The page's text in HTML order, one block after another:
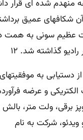
منهدم شده ای قرار
شکافهای عمیق
عظیم سونی به
گذاشته شد. ۱۲
به
و عرضه
برقی، ولت متر،
ویدئو، شرکت به نام